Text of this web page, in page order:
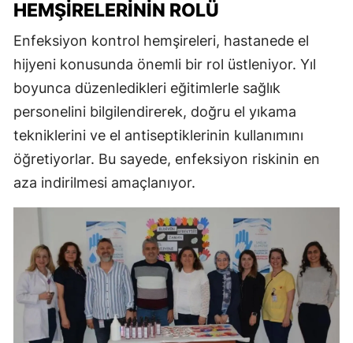
HEMŞIRELERININ ROLÜ
Enfeksiyon kontrol hemşireleri, hastanede el
hijyeni konusunda önemli bir rol üstleniyor. Yıl
boyunca düzenledikleri eğitimlerle sağlık
personelini bilgilendirerek, doğru el yıkama
tekniklerini ve el antiseptiklerinin kullanımını
öğretiyorlar. Bu sayede, enfeksiyon riskinin en
aza indirilmesi amaçlanıyor.